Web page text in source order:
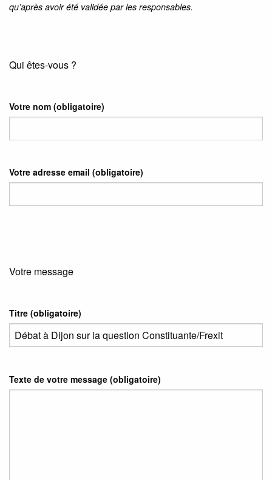
qu’après avoir été validée par les responsables.
Qui êtes-vous ?
Votre nom (obligatoire)
Votre adresse email (obligatoire)
Votre message
Titre (obligatoire)
Texte de votre message (obligatoire)